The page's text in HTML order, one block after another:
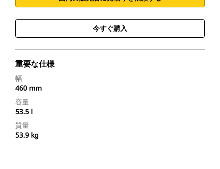
今すぐ購入
重要な仕様
幅
460 mm
容量
53.5 l
質量
53.9 kg